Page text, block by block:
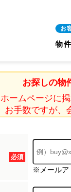
お
物
お探しの物
ホームページに
お手数ですが、
必須
※メールア